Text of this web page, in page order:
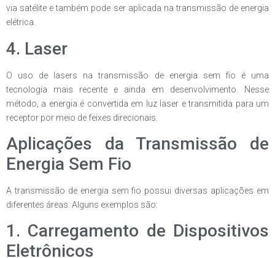
via satélite e também pode ser aplicada na transmissão de energia
elétrica.
4. Laser
O uso de lasers na transmissão de energia sem fio é uma
tecnologia mais recente e ainda em desenvolvimento. Nesse
método, a energia é convertida em luz laser e transmitida para um
receptor por meio de feixes direcionais.
Aplicações da Transmissão de
Energia Sem Fio
A transmissão de energia sem fio possui diversas aplicações em
diferentes áreas. Alguns exemplos são:
1. Carregamento de Dispositivos
Eletrônicos